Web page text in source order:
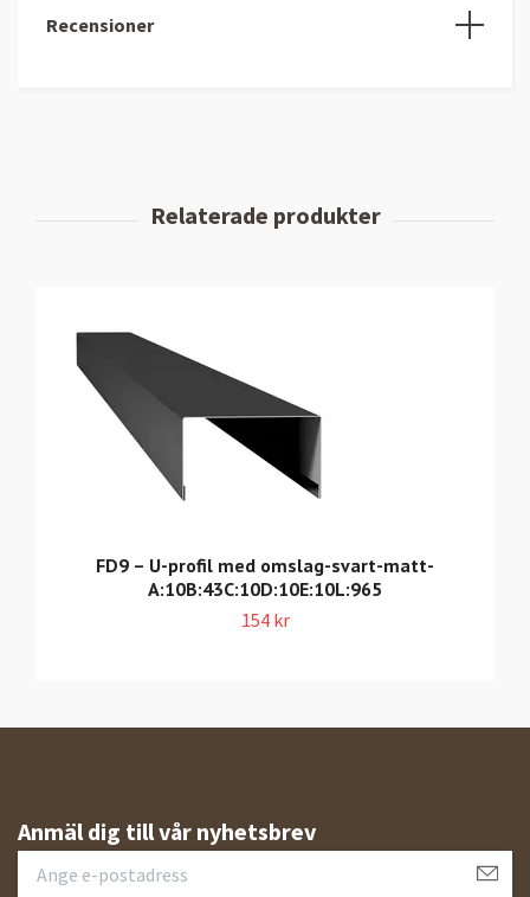
Recensioner
FD9 – U-profil med omslag-svart-matt-
A:10B:43C:10D:10E:10L:965
154 kr
Anmäl dig till vår nyhetsbrev